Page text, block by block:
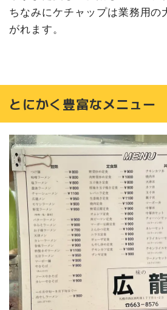
ちなみにケチャップは業務用の
がれます。
とにかく豊富なメニュー